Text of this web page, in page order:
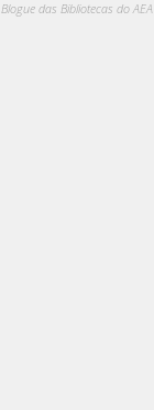
Blogue das Bibliotecas do AEA